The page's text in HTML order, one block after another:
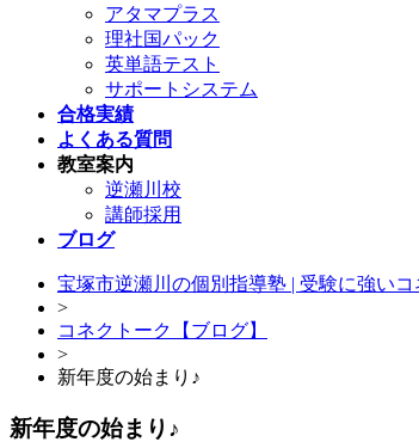
アタマプラス
理社国パック
英単語テスト
サポートシステム
合格実績
よくある質問
教室案内
逆瀬川校
講師採用
ブログ
宝塚市逆瀬川の個別指導塾 | 受験に強い
>
コネクトーク【ブログ】
>
新年度の始まり♪
新年度の始まり♪